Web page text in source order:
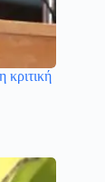
κριτική